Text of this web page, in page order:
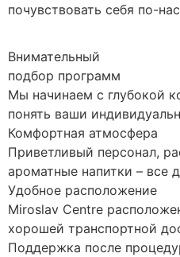
почувствовать себя по-
Внимательный
подбор программ
Мы начинаем с глубокой
понять ваши
Комфортная атмосфера
Приветливый персонал,
ароматные напитки – все
Удобное расположение
Miroslav Centre
хорошей транспортной
Поддержка после